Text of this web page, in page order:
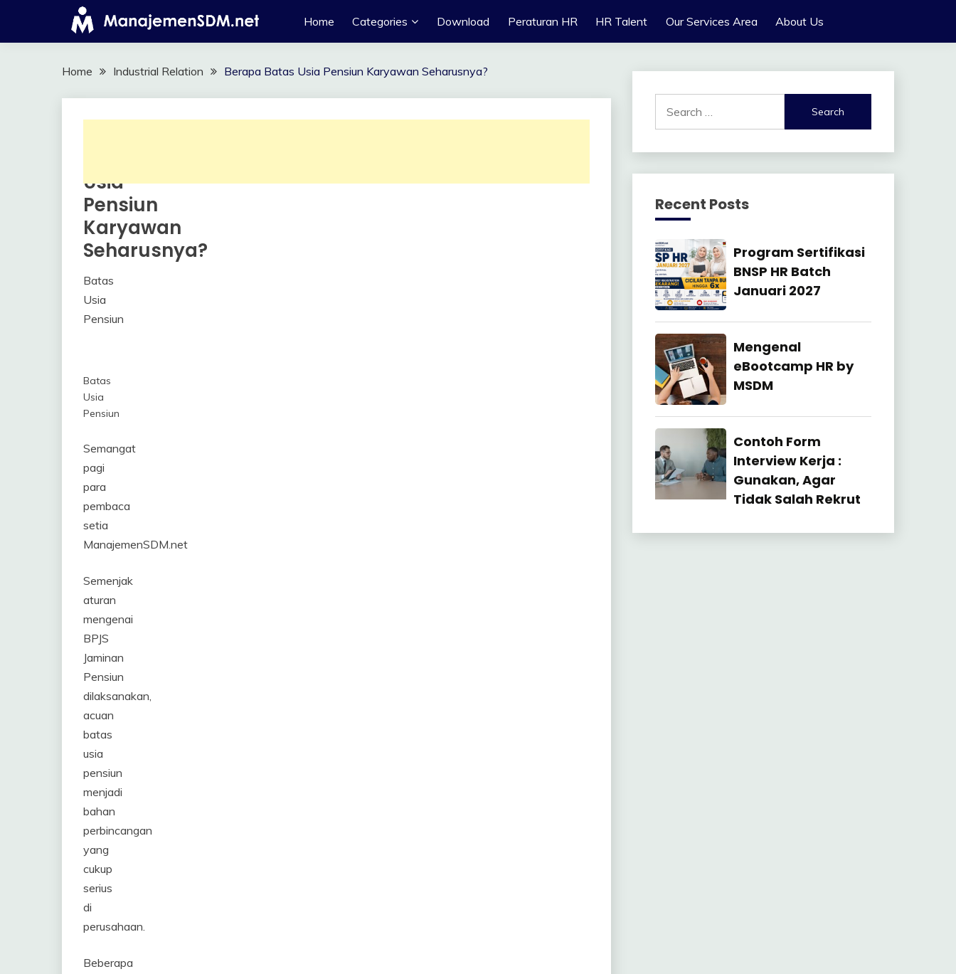
content
Home Categories Download Peraturan HR HR Talent Our Services Area About Us
Home Industrial Relation Berapa Batas Usia Pensiun Karyawan Seharusnya?
Usia
Pensiun
Karyawan
Seharusnya?
25
April
2018
Himawan
Batas
Usia
Pensiun
Batas
Usia
Pensiun
Semangat
pagi
para
pembaca
setia
ManajemenSDM.net
Semenjak
aturan
mengenai
BPJS
Jaminan
Pensiun
dilaksanakan,
acuan
batas
usia
pensiun
menjadi
bahan
perbincangan
yang
cukup
serius
di
perusahaan.
Beberapa
for:
Recent Posts
Manajemen
SDM
Program Sertifikasi
BNSP HR Batch
Januari 2027
27
2026
Industrial
Relation
Mengenal
eBootcamp HR by
MSDM
22
2026
Industrial
Relation
Contoh Form
Interview Kerja :
Gunakan, Agar
Tidak Salah Rekrut
23